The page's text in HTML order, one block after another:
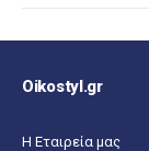
Oikostyl.gr
Η Εταιρεία μας